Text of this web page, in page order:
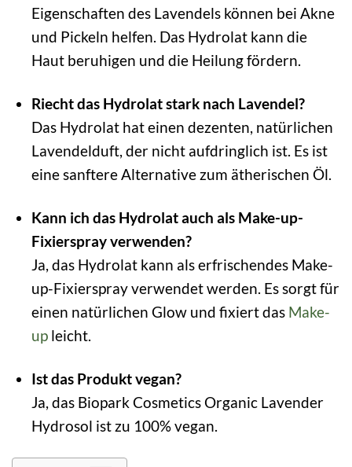
Eigenschaften des Lavendels können bei Akne
und Pickeln helfen. Das Hydrolat kann die
Haut beruhigen und die Heilung fördern.
Riecht das Hydrolat stark nach Lavendel?
Das Hydrolat hat einen dezenten, natürlichen
Lavendelduft, der nicht aufdringlich ist. Es ist
eine sanftere Alternative zum ätherischen Öl.
Kann ich das Hydrolat auch als Make-up-
Fixierspray verwenden?
Ja, das Hydrolat kann als erfrischendes Make-
up-Fixierspray verwendet werden. Es sorgt für
einen natürlichen Glow und fixiert das Make-
upleicht.
Ist das Produkt vegan?
Ja, das Biopark Cosmetics Organic Lavender
Hydrosol ist zu 100% vegan.